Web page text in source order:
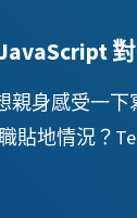
親身感受一
貼地情況？